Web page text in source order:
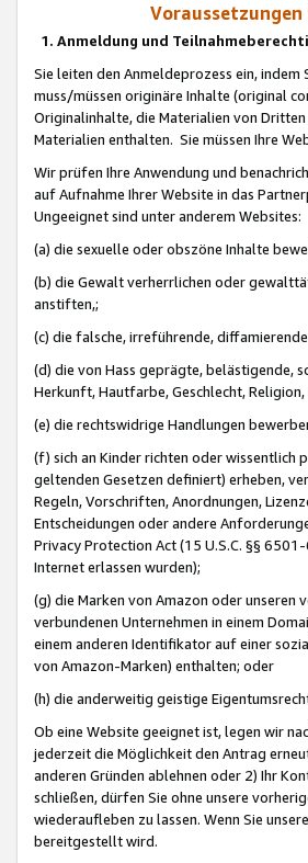
1. Anmeldung und
Sie leiten den Anmeldeprozess ein,
muss/müssen originäre Inhalte (original
Originalinhalte, die Materialien von
Materialien enthalten. Sie müssen Ihre
Wir prüfen Ihre Anwendung und
auf Aufnahme Ihrer Website in das
Ungeeignet sind unter anderem Websites:
(a) die sexuelle oder obszöne Inhalte
(b) die Gewalt verherrlichen oder
anstiften,;
(c) die falsche, irreführende,
(d) die von Hass geprägte, belästigende,
Herkunft, Hautfarbe, Geschlecht,
(e) die rechtswidrige Handlungen
(f) sich an Kinder richten oder wissentlich
geltenden Gesetzen definiert) erheben,
Regeln, Vorschriften, Anordnungen,
Entscheidungen oder andere
Privacy Protection Act (15 U.S.C. §§
Internet erlassen wurden);
(g) die Marken von Amazon oder unseren
verbundenen Unternehmen in einem
einem anderen Identifikator auf einer
von Amazon-Marken) enthalten; oder
(h) die anderweitig geistige
Ob eine Website geeignet ist, legen wir
jederzeit die Möglichkeit den Antrag
anderen Gründen ablehnen oder 2) Ihr
schließen, dürfen Sie ohne unsere
wiederaufleben zu lassen. Wenn Sie
bereitgestellt wird.